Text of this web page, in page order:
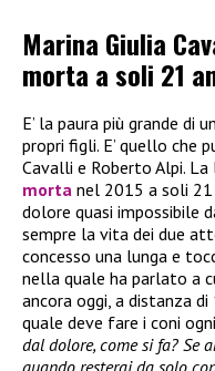
Marina Giulia
morta a soli 21
E’ la paura più grande di
propri figli. E’ quello che
Cavalli e Roberto Alpi. La
morta nel 2015 a soli 21
dolore quasi impossibile
sempre la vita dei due
concesso una lunga e
nella quale ha parlato a
ancora oggi, a distanza
quale deve fare i coni
dal dolore, come si fa? Se
quando resterai da solo